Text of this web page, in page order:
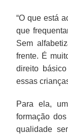
“O que está
que
Sem
frente. É
direito
essas
Para ela,
formação
qualidade